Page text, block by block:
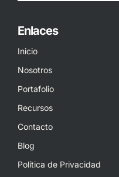
Enlaces
Inicio
Nosotros
Portafolio
Recursos
Contacto
Blog
Política de Privacidad